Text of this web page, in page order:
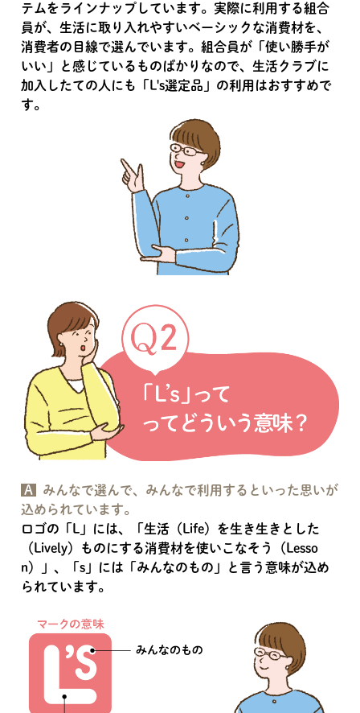
テムをラインナップしています。実際に利用する組合
員が、生活に取り入れやすいベーシックな消費材を、
消費者の目線で選んでいます。組合員が「使い勝手が
いい」と感じているものばかりなので、生活クラブに
加入したての人にも「L's選定品」の利用はおすすめで
す。
A
みんなで選んで、みんなで利用するといった思いが
込められています。
ロゴの「L」には、「生活（Life）を生き生きとした
（Lively）ものにする消費材を使いこなそう（Lesso
n）」、「s」には「みんなのもの」と言う意味が込め
られています。